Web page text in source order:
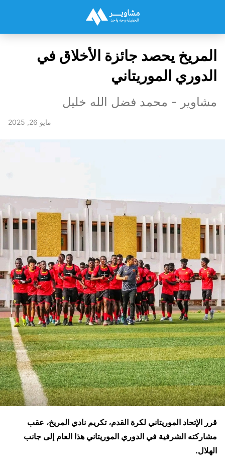
المريخ يحصد جائزة الأخلاق في
الدوري الموريتاني
مشاوير - محمد فضل الله خليل
مايو 26, 2025
قرر الإتحاد الموريتاني لكرة القدم، تكريم نادي المريخ، عقب
مشاركته الشرفية في الدوري الموريتاني هذا العام إلى جانب
الهلال.